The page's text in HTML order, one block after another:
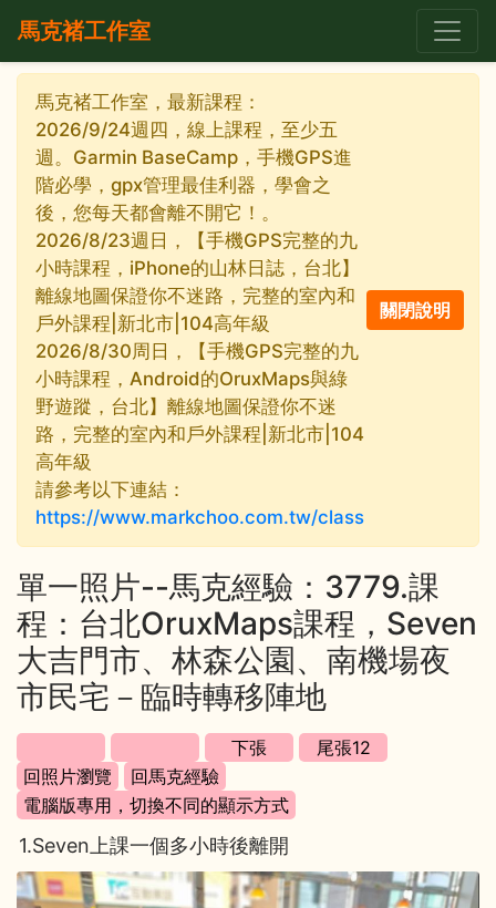
馬克褚工作室
馬克褚工作室，最新課程：
2026/9/24週四，線上課程，至少五
週。Garmin BaseCamp，手機GPS進
階必學，gpx管理最佳利器，學會之
後，您每天都會離不開它！。
2026/8/23週日，【手機GPS完整的九
小時課程，iPhone的山林日誌，台北】
離線地圖保證你不迷路，完整的室內和
戶外課程|新北市|104高年級
2026/8/30周日，【手機GPS完整的九
小時課程，Android的OruxMaps與綠
野遊蹤，台北】離線地圖保證你不迷
路，完整的室內和戶外課程|新北市|104
高年級
請參考以下連結：
https://www.markchoo.com.tw/class
單一照片--馬克經驗：3779.課
程：台北OruxMaps課程，Seven
大吉門市、林森公園、南機場夜
市民宅－臨時轉移陣地
1.Seven上課一個多小時後離開